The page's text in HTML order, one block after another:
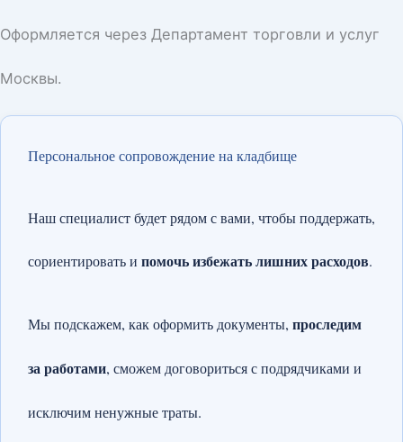
Оформляется через Департамент торговли и услуг
Москвы.
Персональное сопровождение на кладбище
Наш специалист будет рядом с вами, чтобы поддержать,
сориентировать и помочь избежать лишних расходов.
Мы подскажем, как оформить документы, проследим
за работами, сможем договориться с подрядчиками и
исключим ненужные траты.